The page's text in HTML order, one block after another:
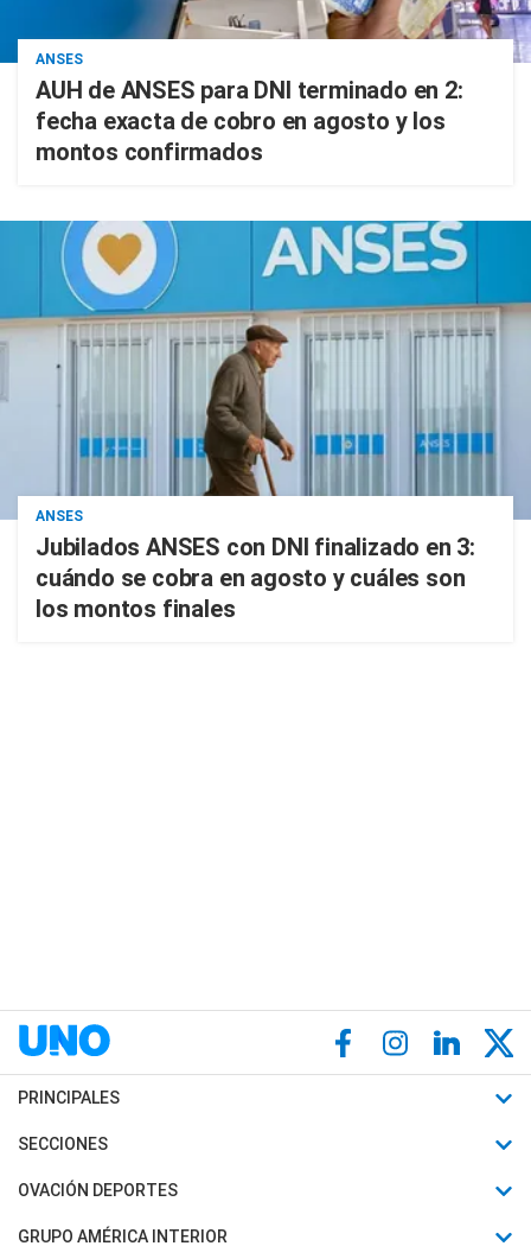
ANSES
AUH de ANSES para DNI terminado en 2:
fecha exacta de cobro en agosto y los
montos confirmados
ANSES
Jubilados ANSES con DNI finalizado en 3:
cuándo se cobra en agosto y cuáles son
los montos finales
PRINCIPALES
Últimas Noticias
Política
SECCIONES
Horóscopo
Motores
OVACIÓN DEPORTES
Fútbol
GRUPO AMÉRICA INTERIOR